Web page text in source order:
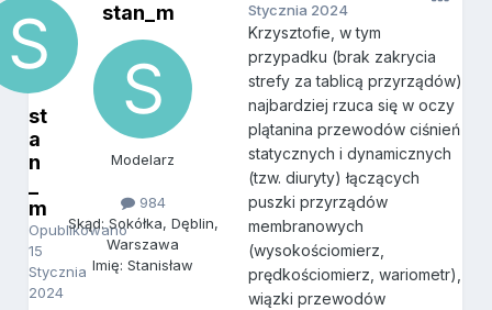
st
a
n
m
Opublikowano
15
Stycznia
2024
stan_m
Modelarz
984
Skąd: Sokółka, Dęblin,
Warszawa
Imię: Stanisław
Stycznia 2024
Krzysztofie, w tym
przypadku (brak zakrycia
strefy za tablicą przyrządów)
najbardziej rzuca się w oczy
plątanina przewodów ciśnień
statycznych i dynamicznych
(tzw. diuryty) łączących
puszki przyrządów
membranowych
(wysokościomierz,
prędkościomierz, wariometr),
wiązki przewodów